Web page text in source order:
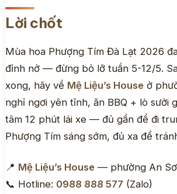
Lời chốt
Mùa hoa Phượng Tím Đà Lạt 2026
đỉnh nở — đừng bỏ lỡ tuần 5-12/5.
xong, hãy về Mệ Liệu’s House ở
nghỉ ngơi yên tĩnh, ăn BBQ + lò sưởi
tâm 12 phút lái xe — đủ gần để đi
Phượng Tím sáng sớm, đủ xa để
📍 Mệ Liệu’s House — phường An
📞 Hotline: 0988 888 577 (Zalo)